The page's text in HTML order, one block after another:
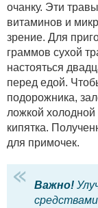
очанку. Эти
витаминов и
зрение. Для
граммов сухой
настояться
перед едой.
подорожника,
ложкой
кипятка.
для примочек.
Важно!